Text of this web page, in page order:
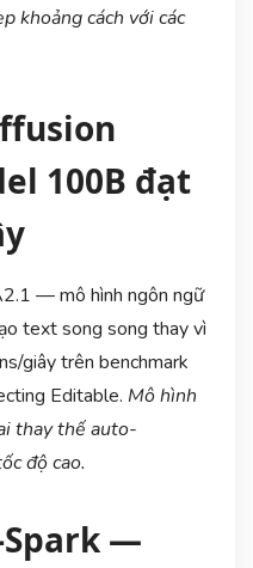
khoảng cách với các
100B đạt
— mô hình ngôn ngữ
text song song thay vì
giây trên benchmark
Editable. Mô hình
thay thế auto-
độ cao.
Spark —